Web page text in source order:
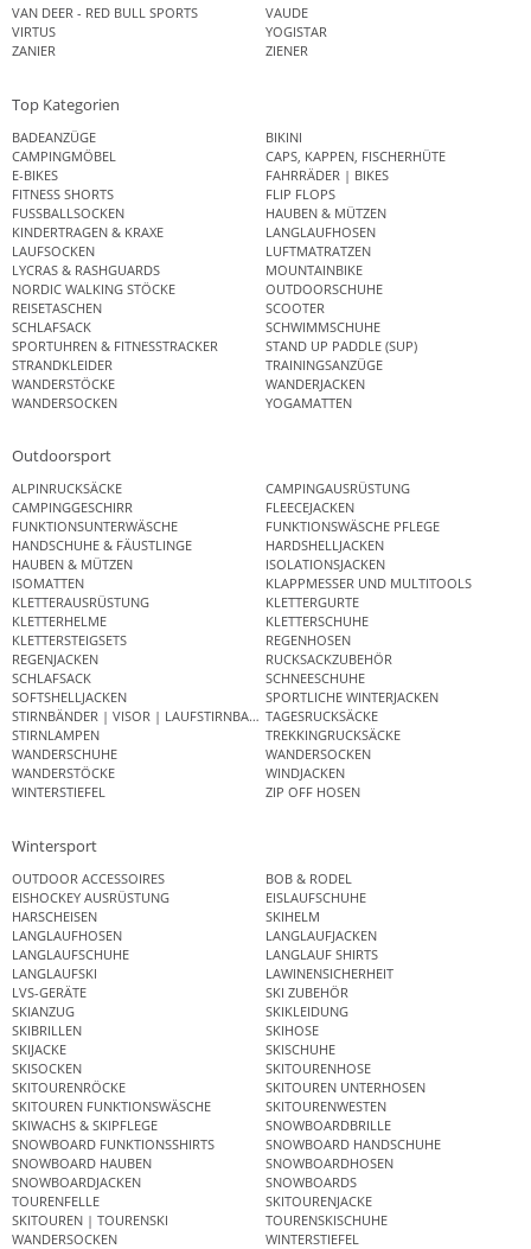
VAN DEER - RED BULL SPORTS
VAUDE
VIRTUS
YOGISTAR
ZANIER
ZIENER
Top Kategorien
BADEANZÜGE
BIKINI
CAMPINGMÖBEL
CAPS, KAPPEN, FISCHERHÜTE
E-BIKES
FAHRRÄDER | BIKES
FITNESS SHORTS
FLIP FLOPS
FUSSBALLSOCKEN
HAUBEN & MÜTZEN
KINDERTRAGEN & KRAXE
LANGLAUFHOSEN
LAUFSOCKEN
LUFTMATRATZEN
LYCRAS & RASHGUARDS
MOUNTAINBIKE
NORDIC WALKING STÖCKE
OUTDOORSCHUHE
REISETASCHEN
SCOOTER
SCHLAFSACK
SCHWIMMSCHUHE
SPORTUHREN & FITNESSTRACKER
STAND UP PADDLE (SUP)
STRANDKLEIDER
TRAININGSANZÜGE
WANDERSTÖCKE
WANDERJACKEN
WANDERSOCKEN
YOGAMATTEN
Outdoorsport
ALPINRUCKSÄCKE
CAMPINGAUSRÜSTUNG
CAMPINGGESCHIRR
FLEECEJACKEN
FUNKTIONSUNTERWÄSCHE
FUNKTIONSWÄSCHE PFLEGE
HANDSCHUHE & FÄUSTLINGE
HARDSHELLJACKEN
HAUBEN & MÜTZEN
ISOLATIONSJACKEN
ISOMATTEN
KLAPPMESSER UND MULTITOOLS
KLETTERAUSRÜSTUNG
KLETTERGURTE
KLETTERHELME
KLETTERSCHUHE
KLETTERSTEIGSETS
REGENHOSEN
REGENJACKEN
RUCKSACKZUBEHÖR
SCHLAFSACK
SCHNEESCHUHE
SOFTSHELLJACKEN
SPORTLICHE WINTERJACKEN
STIRNBÄNDER | VISOR | LAUFSTIRNBANDTAGESRUCKSÄCKE
STIRNLAMPEN
TREKKINGRUCKSÄCKE
WANDERSCHUHE
WANDERSOCKEN
WANDERSTÖCKE
WINDJACKEN
WINTERSTIEFEL
ZIP OFF HOSEN
Wintersport
OUTDOOR ACCESSOIRES
BOB & RODEL
EISHOCKEY AUSRÜSTUNG
EISLAUFSCHUHE
HARSCHEISEN
SKIHELM
LANGLAUFHOSEN
LANGLAUFJACKEN
LANGLAUFSCHUHE
LANGLAUF SHIRTS
LANGLAUFSKI
LAWINENSICHERHEIT
LVS-GERÄTE
SKI ZUBEHÖR
SKIANZUG
SKIKLEIDUNG
SKIBRILLEN
SKIHOSE
SKIJACKE
SKISCHUHE
SKISOCKEN
SKITOURENHOSE
SKITOURENRÖCKE
SKITOUREN UNTERHOSEN
SKITOUREN FUNKTIONSWÄSCHE
SKITOURENWESTEN
SKIWACHS & SKIPFLEGE
SNOWBOARDBRILLE
SNOWBOARD FUNKTIONSSHIRTS
SNOWBOARD HANDSCHUHE
SNOWBOARD HAUBEN
SNOWBOARDHOSEN
SNOWBOARDJACKEN
SNOWBOARDS
TOURENFELLE
SKITOURENJACKE
SKITOUREN | TOURENSKI
TOURENSKISCHUHE
WANDERSOCKEN
WINTERSTIEFEL